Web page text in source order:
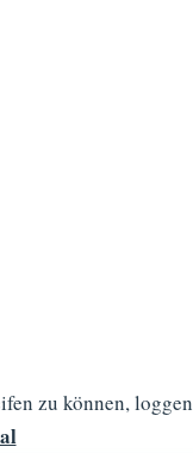
zu können,